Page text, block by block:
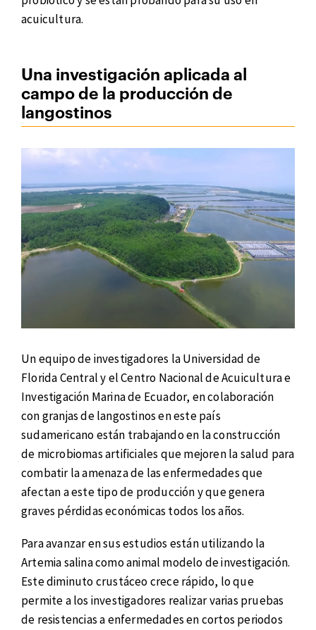
acuicultura.
Una investigación aplicada al
campo de la producción de
langostinos
Un equipo de investigadores la Universidad de
Florida Central y el Centro Nacional de Acuicultura e
Investigación Marina de Ecuador, en colaboración
con granjas de langostinos en este país
sudamericano están trabajando en la construcción
de microbiomas artificiales que mejoren la salud para
combatir la amenaza de las enfermedades que
afectan a este tipo de producción y que genera
graves pérdidas económicas todos los años.
Para avanzar en sus estudios están utilizando la
Artemia salina como animal modelo de investigación.
Este diminuto crustáceo crece rápido, lo que
permite a los investigadores realizar varias pruebas
de resistencias a enfermedades en cortos periodos